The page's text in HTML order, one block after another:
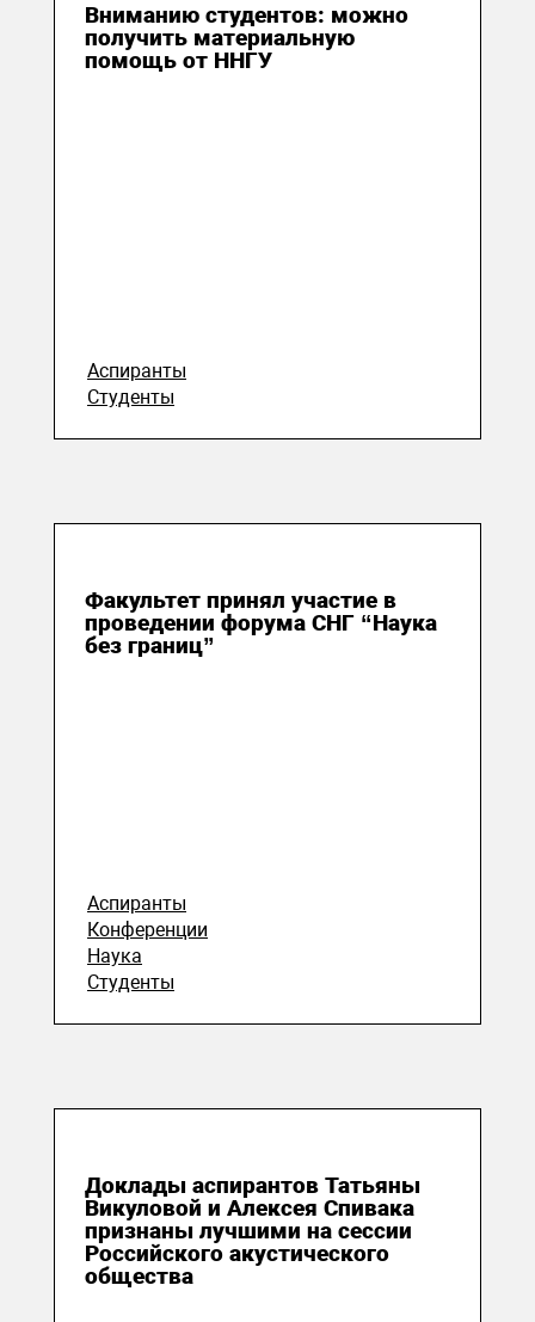
Вниманию студентов: можно
получить материальную
помощь от ННГУ
Аспиранты
Студенты
Факультет принял участие в
проведении форума СНГ “Наука
без границ”
Аспиранты
Конференции
Наука
Студенты
Доклады аспирантов Татьяны
Викуловой и Алексея Спивака
признаны лучшими на сессии
Российского акустического
общества